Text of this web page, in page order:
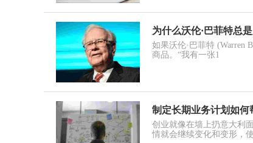
为什么沃伦·巴菲特总
如果沃伦·巴菲特 (Warren
商品。“我有一张1
制定长期业务计划如何
创业就像在墙上扔意大利
情就会继续变化和变形，